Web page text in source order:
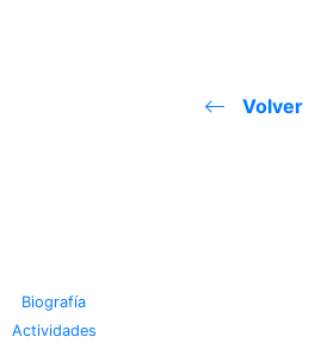
Volver
Biografía
Actividades